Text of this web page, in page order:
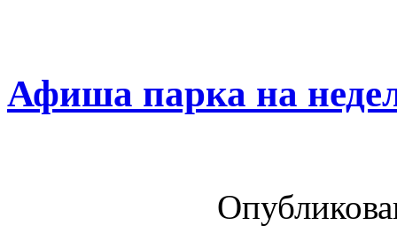
Афиша парка на